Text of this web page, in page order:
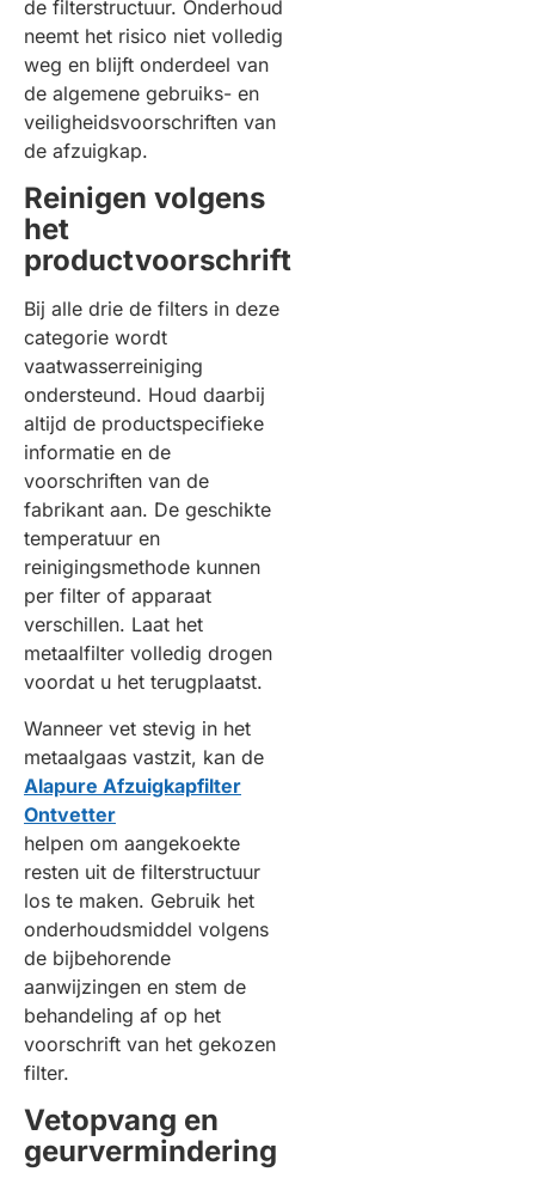
de filterstructuur. Onderhoud
neemt het risico niet volledig
weg en blijft onderdeel van
de algemene gebruiks- en
veiligheidsvoorschriften van
de afzuigkap.
Reinigen volgens
het
productvoorschrift
Bij alle drie de filters in deze
categorie wordt
vaatwasserreiniging
ondersteund. Houd daarbij
altijd de productspecifieke
informatie en de
voorschriften van de
fabrikant aan. De geschikte
temperatuur en
reinigingsmethode kunnen
per filter of apparaat
verschillen. Laat het
metaalfilter volledig drogen
voordat u het terugplaatst.
Wanneer vet stevig in het
metaalgaas vastzit, kan de
Alapure Afzuigkapfilter
Ontvetter
helpen om aangekoekte
resten uit de filterstructuur
los te maken. Gebruik het
onderhoudsmiddel volgens
de bijbehorende
aanwijzingen en stem de
behandeling af op het
voorschrift van het gekozen
filter.
Vetopvang en
geurvermindering